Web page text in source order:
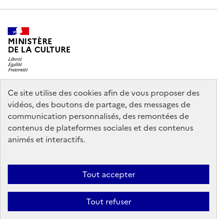
Ce site utilise des cookies afin de vous proposer des
vidéos, des boutons de partage, des messages de
communication personnalisés, des remontées de
contenus de plateformes sociales et des contenus
animés et interactifs.
Tout accepter
Tout refuser
MINISTÈRE
DE LA CULTURE
legifrance.gouv.fr
info.gouv.fr
service-public.gouv.fr
data.gouv.fr
Crédits Accessibilité : partiellement conforme
Mentions légales
Politique d’utilisation des témoins de connexion (cookies)
générale de protection des données